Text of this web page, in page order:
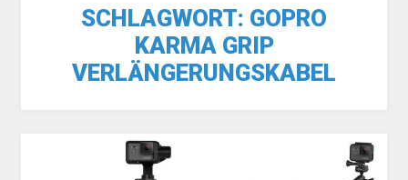
SCHLAGWORT: GOPRO
KARMA GRIP
VERLÄNGERUNGSKABEL